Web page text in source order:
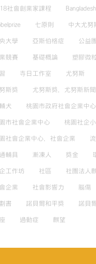
社會創業家課程 Bangladesh
七原則 中大尤努
大學 亞斯伯格症 公益
競賽 基礎概論 塑膠微
寺日工作室 尤努斯
斯獎 尤努斯獎，尤努斯新聞
犬 桃園市政府社會企業中心
市社會企業中心 桃園社企
社會企業中心，社會企業
輔具 漸凍人 獎金
工作坊 社區 社團法人
企業 社會影響力 腦傷
書 諾貝爾和平獎 諾貝
過動症 麒望